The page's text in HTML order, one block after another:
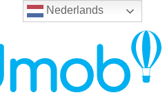
Nederlands